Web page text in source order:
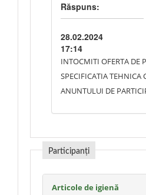
Răspuns:
28.02.2024
17:14
INTOCMITI OFERTA DE
SPECIFICATIA TEHNICA
ANUNTULUI DE
Participanți
Articole de igienă